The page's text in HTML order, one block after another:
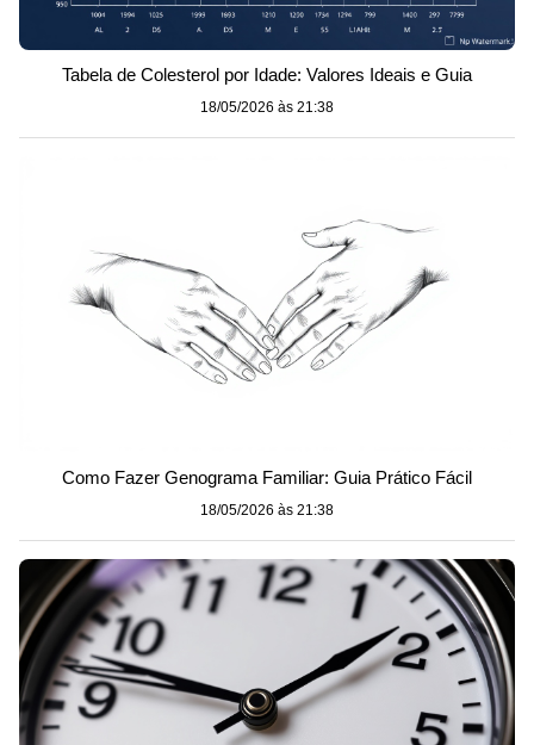
Tabela de Colesterol por Idade: Valores Ideais e Guia
18/05/2026 às 21:38
Como Fazer Genograma Familiar: Guia Prático Fácil
18/05/2026 às 21:38